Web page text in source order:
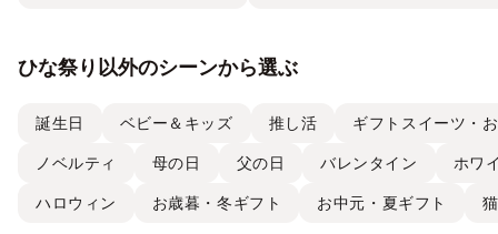
ひな祭り以外のシーンから選ぶ
誕生日 ベビー＆キッズ 推し活 ギフトスイーツ・
ノベルティ 母の日 父の日 バレンタイン ホワ
ハロウィン お歳暮・冬ギフト お中元・夏ギフト